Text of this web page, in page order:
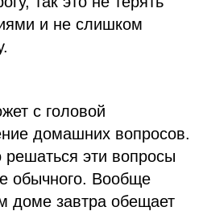
и не слишком
с головой
домашних вопросов.
решаться эти вопросы
обычного. Вообще
доме завтра обещает